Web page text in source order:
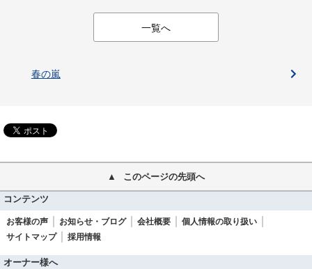
一覧へ
春の嵐
このページの先頭へ
コンテンツ
お客様の声 お知らせ・ブログ 会社概要
個人情報の取り扱い
サイトマップ
採用情報
オーナー様へ